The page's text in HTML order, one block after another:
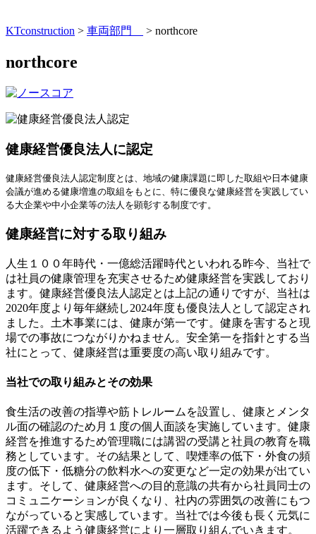
KTconstruction > 車両部門 > northcore
northcore
健康経営優良法人に認定
健康経営優良法人認定制度とは、地域の健康課題に即した取組や日本健康
会議が進める健康増進の取組をもとに、特に優良な健康経営を実践してい
る大企業や中小企業等の法人を顕彰する制度です。
健康経営に対する取り組み
人生１００年時代・一億総活躍時代といわれる昨今、当社で
は社員の健康管理を充実させるため健康経営を実践しており
ます。健康経営優良法人認定とは上記の通りですが、当社は
2020年度より毎年継続し2024年度も優良法人として認定され
ました。土木事業には、健康が第一です。健康を害すると現
場での事故につながりかねません。安全第一を指針とする当
社にとって、健康経営は重要度の高い取り組みです。
当社での取り組みとその効果
食生活の改善の指導や筋トレルームを設置し、健康とメンタ
ル面の確認のため月１度の個人面談を実施しています。健康
経営を推進するため管理職には講習の受講と社員の教育を職
務としています。その結果として、喫煙率の低下・外食の頻
度の低下・低糖分の飲料水への変更など一定の効果が出てい
ます。そして、健康経営への目的意識の共有から社員同士の
コミュニケーションが良くなり、社内の雰囲気の改善にもつ
ながっていると実感しています。当社では今後も長く元気に
活躍できるよう健康経営により一層取り組んでいきます。